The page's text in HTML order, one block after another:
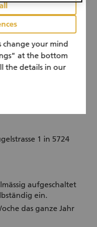
planbar.
wäre optimal.
auch kürzere
ob man mehrmals
auch nur 14-
1 in 5724
aufgeschaltet
ein.
das ganze Jahr
change your mind
at the bottom
the details in our